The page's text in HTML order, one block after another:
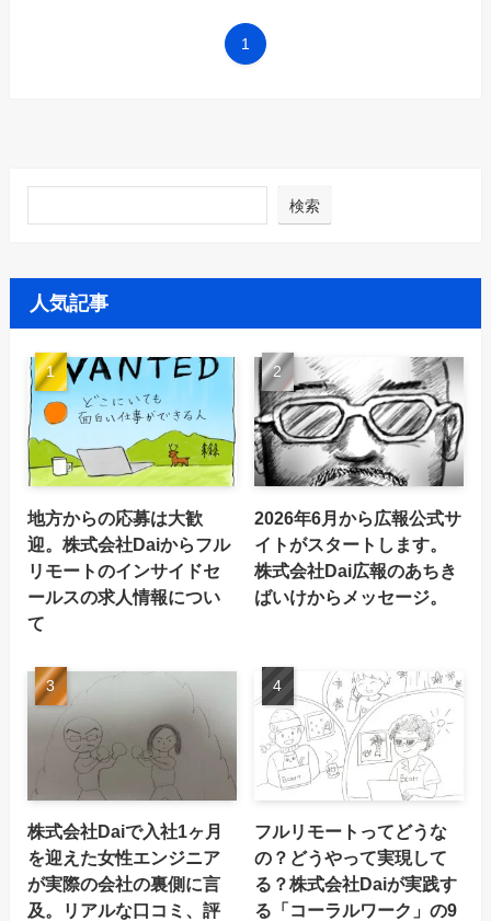
1
検索
人気記事
地方からの応募は大歓
迎。株式会社Daiからフル
リモートのインサイドセ
ールスの求人情報につい
て
2026年6月から広報公式サ
イトがスタートします。
株式会社Dai広報のあちき
ばいけからメッセージ。
株式会社Daiで入社1ヶ月
を迎えた女性エンジニア
が実際の会社の裏側に言
及。リアルな口コミ、評
フルリモートってどうな
の？どうやって実現して
る？株式会社Daiが実践す
る「コーラルワーク」の9